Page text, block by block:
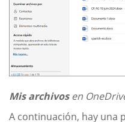
Mis archivosen
A continuación, hay una